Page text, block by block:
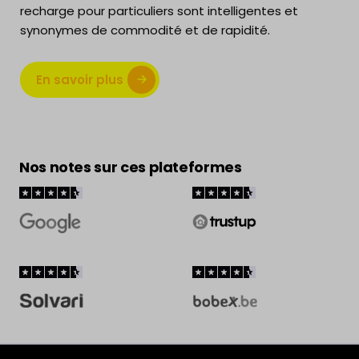
recharge pour particuliers sont intelligentes et
synonymes de commodité et de rapidité.
En savoir plus
Nos notes sur ces plateformes